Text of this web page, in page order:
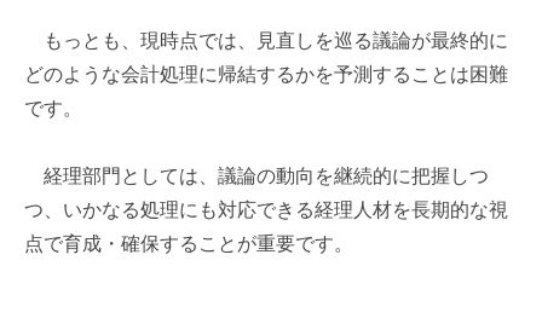
もっとも、現時点では、見直しを巡る議論が最終的に
どのような会計処理に帰結するかを予測することは困難
です。
経理部門としては、議論の動向を継続的に把握しつ
つ、いかなる処理にも対応できる経理人材を長期的な視
点で育成・確保することが重要です。